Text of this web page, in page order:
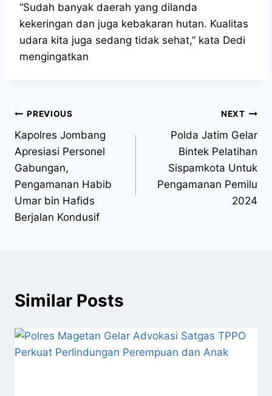
“Sudah banyak daerah yang dilanda
kekeringan dan juga kebakaran hutan. Kualitas
udara kita juga sedang tidak sehat,” kata Dedi
mengingatkan
PREVIOUS
Kapolres Jombang
Apresiasi Personel
Gabungan,
Pengamanan Habib
Umar bin Hafids
Berjalan Kondusif
NEXT
Polda Jatim Gelar
Bintek Pelatihan
Sispamkota Untuk
Pengamanan Pemilu
2024
Similar Posts